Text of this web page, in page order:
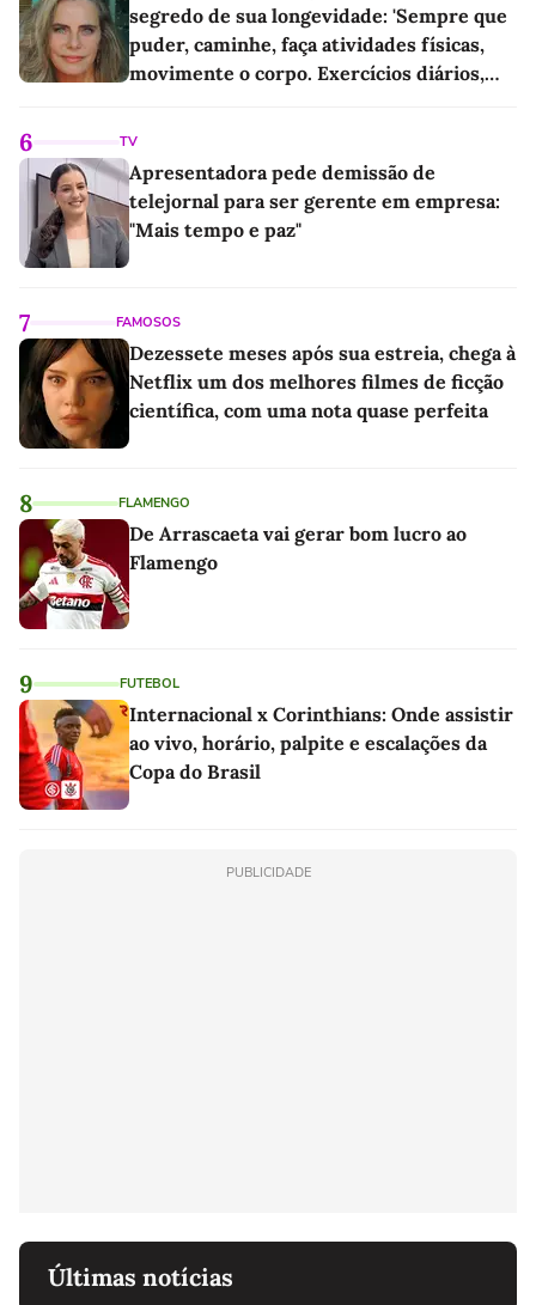
segredo de sua longevidade: 'Sempre que
puder, caminhe, faça atividades físicas,
movimente o corpo. Exercícios diários,
6 TV
Apresentadora pede demissão de
telejornal para ser gerente em empresa:
"Mais tempo e paz"
7 FAMOSOS
Dezessete meses após sua estreia, chega à
Netflix um dos melhores filmes de ficção
científica, com uma nota quase perfeita
8 FLAMENGO
De Arrascaeta vai gerar bom lucro ao
Flamengo
9 FUTEBOL
Internacional x Corinthians: Onde assistir
ao vivo, horário, palpite e escalações da
Copa do Brasil
PUBLICIDADE
Últimas notícias